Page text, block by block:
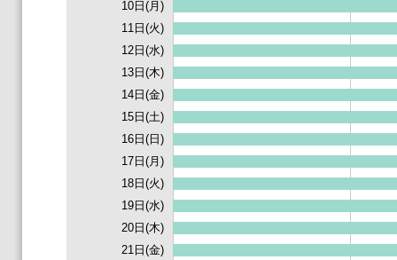
10日(月)
11日(火)
12日(水)
13日(木)
14日(金)
15日(土)
16日(日)
17日(月)
18日(火)
19日(水)
20日(木)
21日(金)